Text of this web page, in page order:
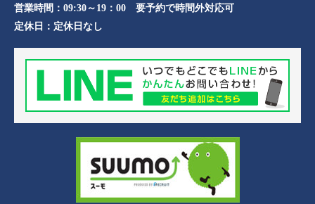
営業時間： 09:30～19：00 要予約で時間外対応可
定休日： 定休日なし